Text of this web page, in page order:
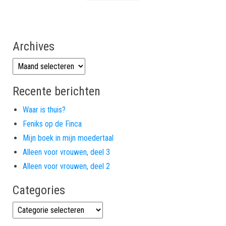
Archives
Archives
Recente berichten
Waar is thuis?
Feniks op de Finca
Mijn boek in mijn moedertaal
Alleen voor vrouwen, deel 3
Alleen voor vrouwen, deel 2
Categories
Categories